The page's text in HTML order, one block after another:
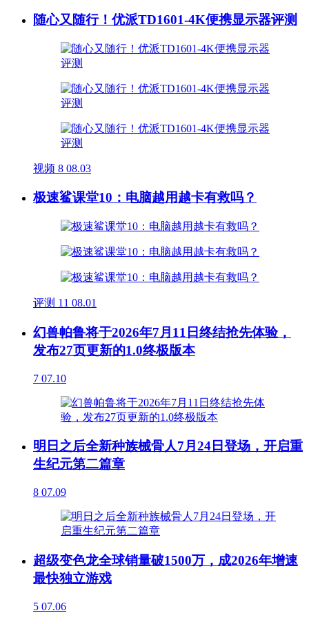
随心又随行！优派TD1601-4K便携显示器评测
视频 8 08.03
极速鲨课堂10：电脑越用越卡有救吗？
评测 11 08.01
幻兽帕鲁将于2026年7月11日终结抢先体验，
发布27页更新的1.0终极版本
7 07.10
明日之后全新种族械骨人7月24日登场，开启重
生纪元第二篇章
8 07.09
超级变色龙全球销量破1500万，成2026年增速
最快独立游戏
5 07.06